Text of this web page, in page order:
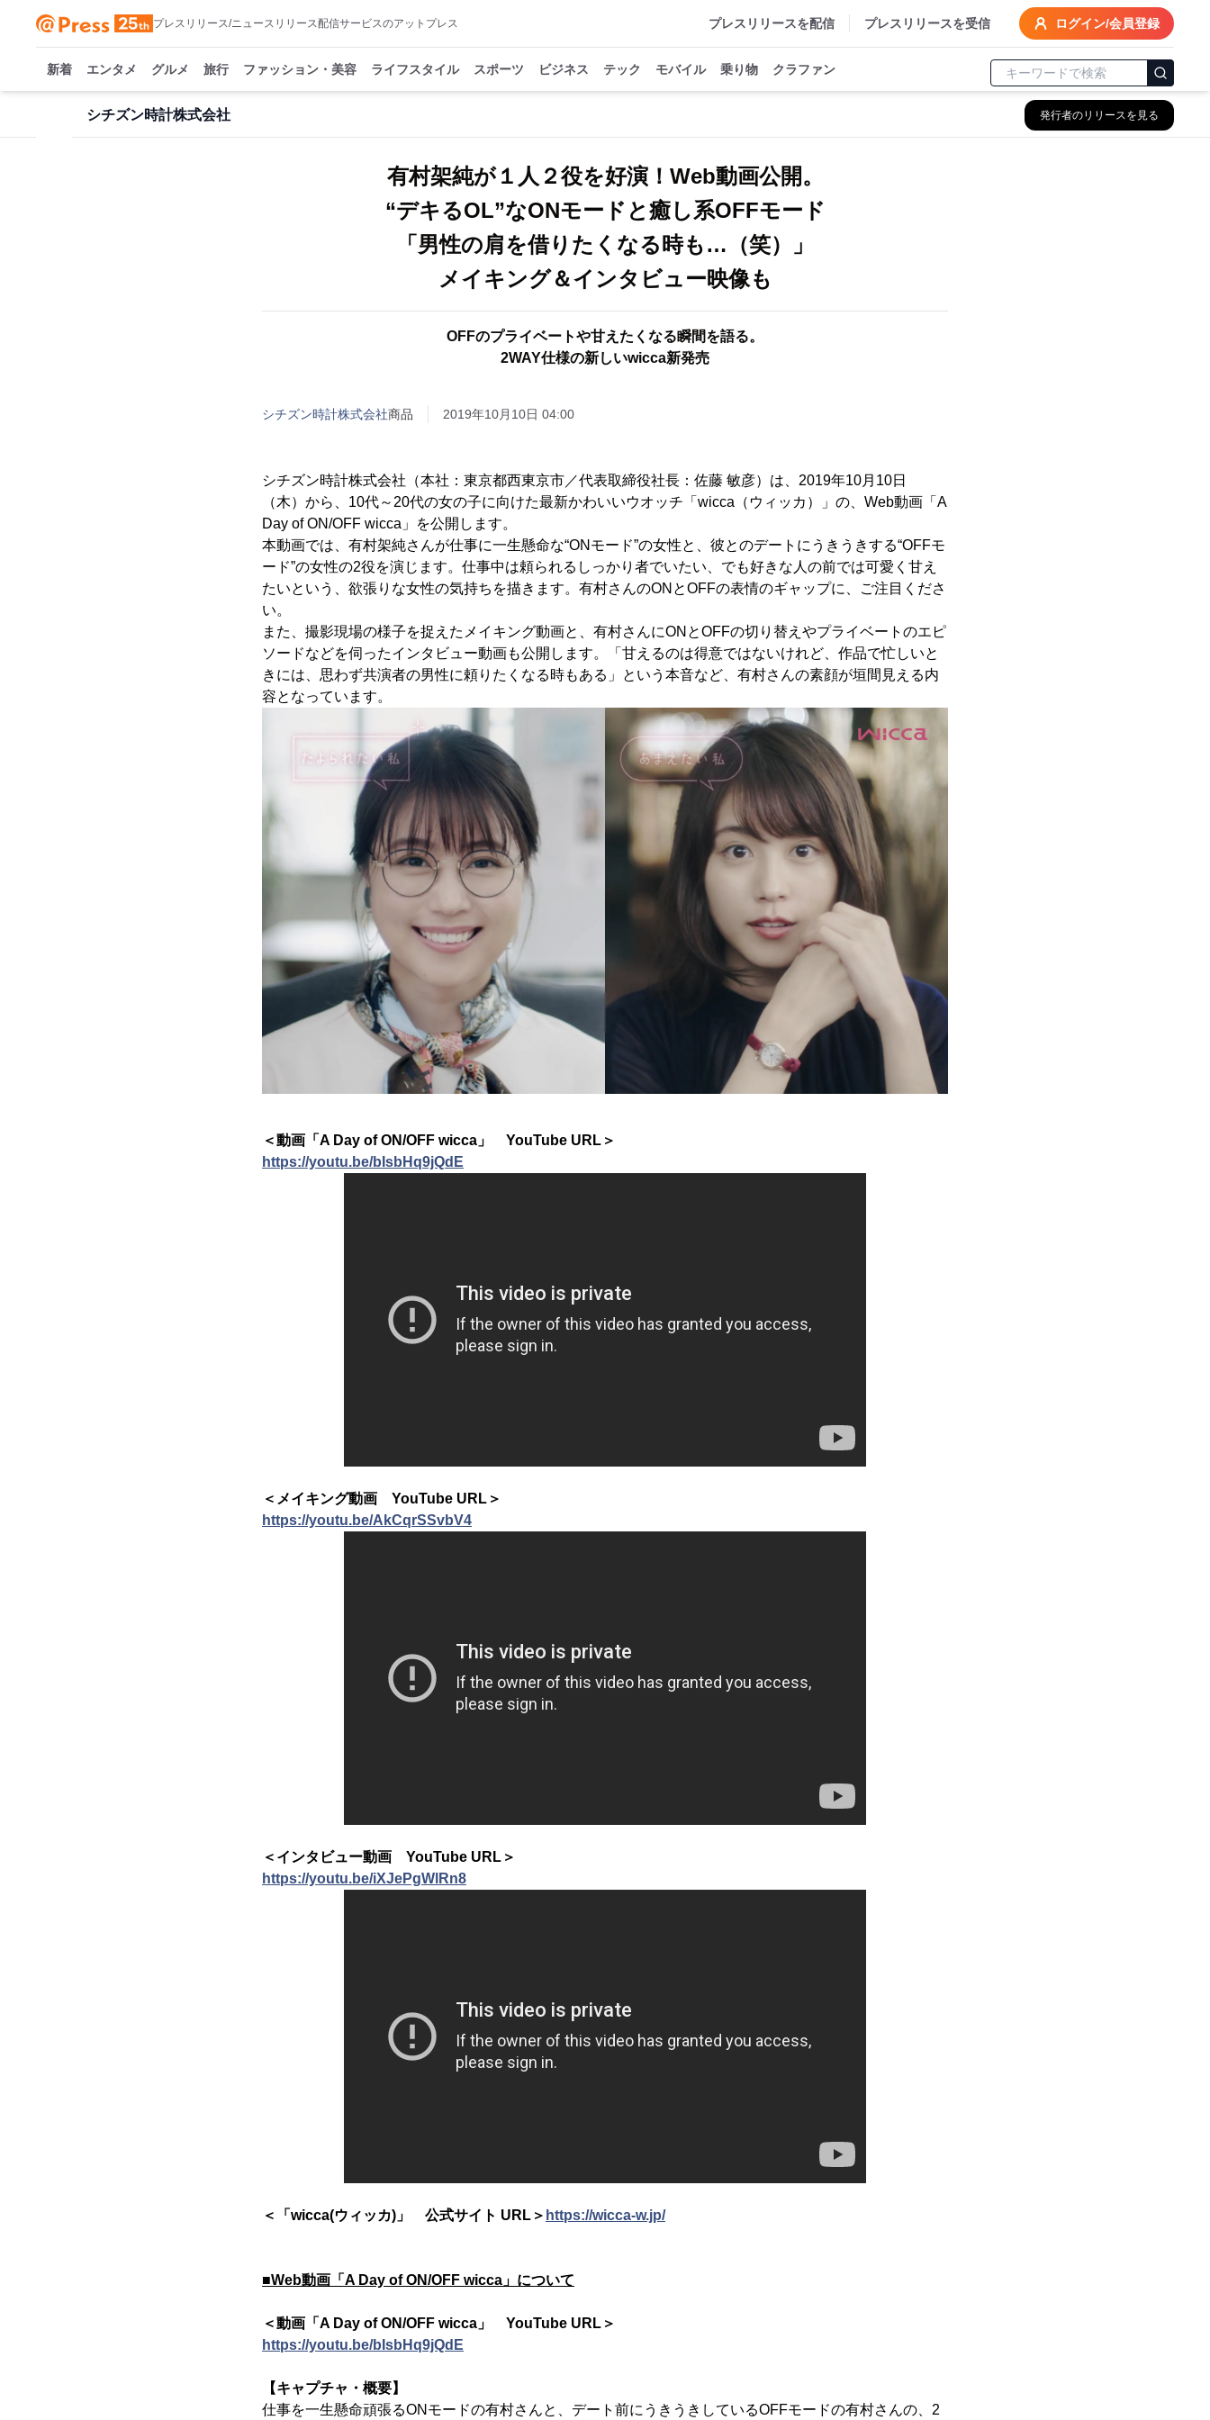
プレスリリース/ニュースリリース配信サービスのアットプレス プレスリリースを配信 プレスリリースを受信 ログイン/会員登録
新着 エンタメ グルメ 旅行 ファッション・美容 ライフスタイル スポーツ ビジネス テック モバイル 乗り物 クラファン
シチズン時計株式会社 発行者のリリースを見る
有村架純が１人２役を好演！Web動画公開。
“デキるOL”なONモードと癒し系OFFモード
「男性の肩を借りたくなる時も…（笑）」
メイキング＆インタビュー映像も
OFFのプライベートや甘えたくなる瞬間を語る。
2WAY仕様の新しいwicca新発売
シチズン時計株式会社商品 2019年10月10日 04:00
シチズン時計株式会社（本社：東京都西東京市／代表取締役社長：佐藤 敏彦）は、2019年10月10日
（木）から、10代～20代の女の子に向けた最新かわいいウオッチ「wicca（ウィッカ）」の、Web動画「A
Day of ON/OFF wicca」を公開します。
本動画では、有村架純さんが仕事に一生懸命な“ONモード”の女性と、彼とのデートにうきうきする“OFFモ
ード”の女性の2役を演じます。仕事中は頼られるしっかり者でいたい、でも好きな人の前では可愛く甘え
たいという、欲張りな女性の気持ちを描きます。有村さんのONとOFFの表情のギャップに、ご注目くださ
い。
また、撮影現場の様子を捉えたメイキング動画と、有村さんにONとOFFの切り替えやプライベートのエピ
ソードなどを伺ったインタビュー動画も公開します。「甘えるのは得意ではないけれど、作品で忙しいと
きには、思わず共演者の男性に頼りたくなる時もある」という本音など、有村さんの素顔が垣間見える内
容となっています。
＜動画「A Day of ON/OFF wicca」 YouTube URL＞
https://youtu.be/bIsbHq9jQdE
＜メイキング動画 YouTube URL＞
https://youtu.be/AkCqrSSvbV4
＜インタビュー動画 YouTube URL＞
https://youtu.be/iXJePgWlRn8
＜「wicca(ウィッカ)」 公式サイト URL＞ https://wicca-w.jp/
■Web動画「A Day of ON/OFF wicca」について
＜動画「A Day of ON/OFF wicca」 YouTube URL＞
https://youtu.be/bIsbHq9jQdE
【キャプチャ・概要】
仕事を一生懸命頑張るONモードの有村さんと、デート前にうきうきしているOFFモードの有村さんの、2